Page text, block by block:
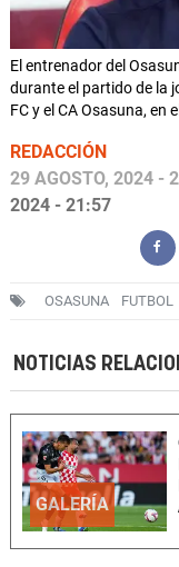
El entrenador del
durante el partido de la
FC y el CA Osasuna, en
REDACCIÓN
29 AGOSTO, 2024 -
2024 - 21:57
OSASUNA FUTBOL
NOTICIAS
GALERÍA